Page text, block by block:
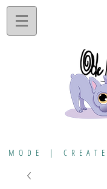
MODE |